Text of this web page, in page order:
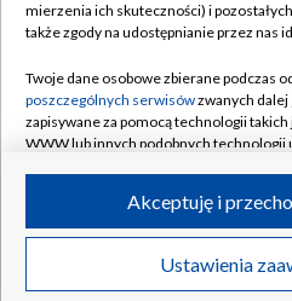
Naziemna Telewizja Cyfrowa
Rada Programowa
System NOS
Informacje o nadawcy
Program dla prasy
Ogłoszenie przetargowe
©2026 Telewizja
mierzenia ich skuteczności) i
także zgody na udostępnianie przez nas
Twoje dane osobowe zbierane podczas
poszczególnych serwisówzwanych
zapisywane za pomocą technologii
WWW lub innych podobnych
ruchu w Internecie.
Twoje dane osobowe zbierane podczas
poszczególnych serwisówna Portalu,
Ustawienia
Akceptuję i